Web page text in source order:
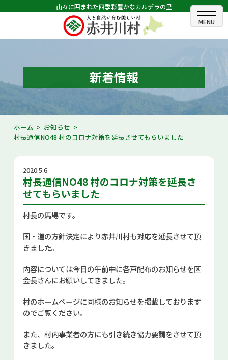
山々に囲まれた四季彩豊かなカルデラの里
ホーム
むらのできごと
むらのプロフィール
くらしの情報
村長室
観光・イベント情報
あかいがわ広報
お問い合せ
Select Language▼
新着情報
ホーム
お知らせ
村長通信NO48 村のコロナ対策を延長させてもらいました
2020.5.6
村長通信NO48 村のコロナ対策を延長さ
せてもらいました
村長の馬場です。
国・道の方針決定により赤井川村も対応を延長させて頂
きました。
内容については今日の午前中に各戸配布のお知らせを区
会長さんにお願いしてきました。
村のホームページに同様のお知らせを掲載しております
のでご覧ください。
また、村内事業者の方にも引き続き協力要請をさせて頂
きました。